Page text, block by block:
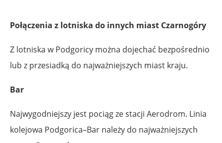
Połączenia z lotniska do innych miast Czarnogóry
Z lotniska w Podgoricy można dojechać bezpośrednio
lub z przesiadką do najważniejszych miast kraju.
Bar
Najwygodniejszy jest pociąg ze stacji Aerodrom. Linia
kolejowa Podgorica–Bar należy do najważniejszych